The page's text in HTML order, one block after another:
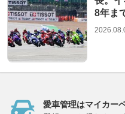
8年ま
愛車管理はマイカー